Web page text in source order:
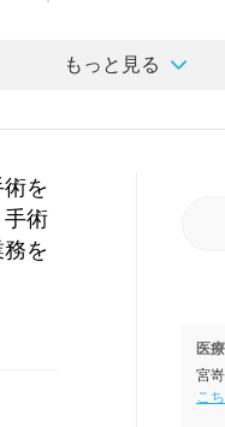
もっと見る
を
手術
を
医
宮
こ